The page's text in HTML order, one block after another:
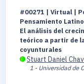
#00271 | Virtual |
Pensamiento
El análisis del
teórico a partir de
coyunturales
Stuart Daniel
1 - Universidad de